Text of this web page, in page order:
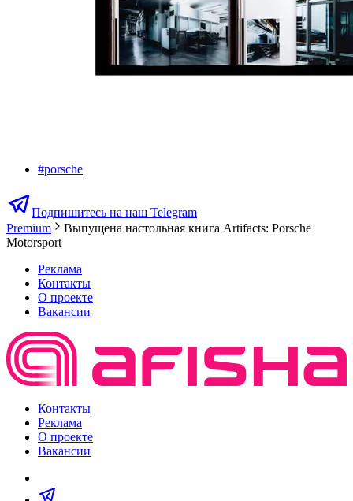
#porsche
Подпишитесь на наш Telegram
Premium
Выпущена настольная книга Artifacts: Porsche
Motorsport
Реклама
Контакты
О проекте
Вакансии
Контакты
Реклама
О проекте
Вакансии